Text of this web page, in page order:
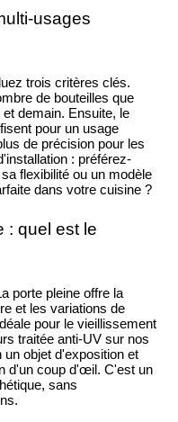
usages
trois critères clés.
de bouteilles que
demain. Ensuite, le
pour un usage
de précision pour les
: préférez-
flexibilité ou un modèle
dans votre cuisine ?
: quel est le
porte pleine offre la
et les variations de
pour le vieillissement
traitée anti-UV sur nos
objet d'exposition et
d'un coup d'œil. C'est un
sans